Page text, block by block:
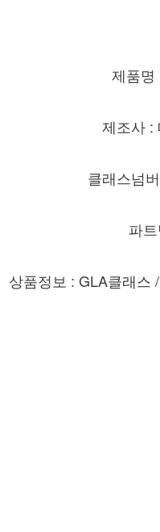
제품명
제조사 :
클래스넘
파
상품정보 : GLA클래스